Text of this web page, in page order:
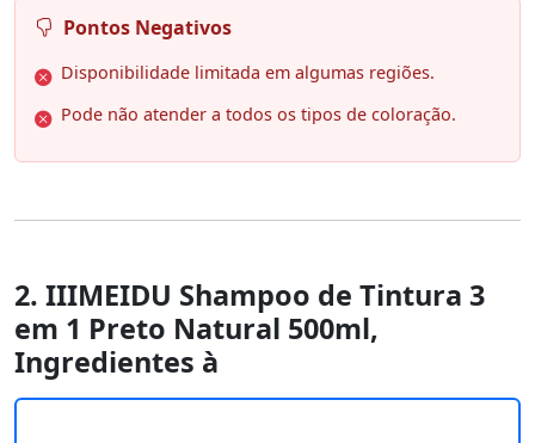
Pontos Negativos
Disponibilidade limitada em algumas regiões.
Pode não atender a todos os tipos de coloração.
2. IIIMEIDU Shampoo de Tintura 3
em 1 Preto Natural 500ml,
Ingredientes à